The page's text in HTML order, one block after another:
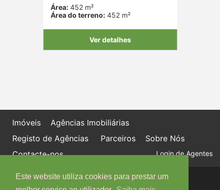
Este website utiliza cookies para prestar um
Área:452 m²
Área do terreno:452 m²
Ver detalhes
Imóveis
Agências Imobiliárias
Registo de Agências
Parceiros
Sobre Nós
Contacte-nos
Login de Agentes
Política de proteção de dados
Livro de Reclamações online